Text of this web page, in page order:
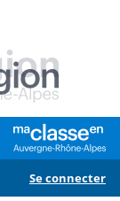
Se connecter